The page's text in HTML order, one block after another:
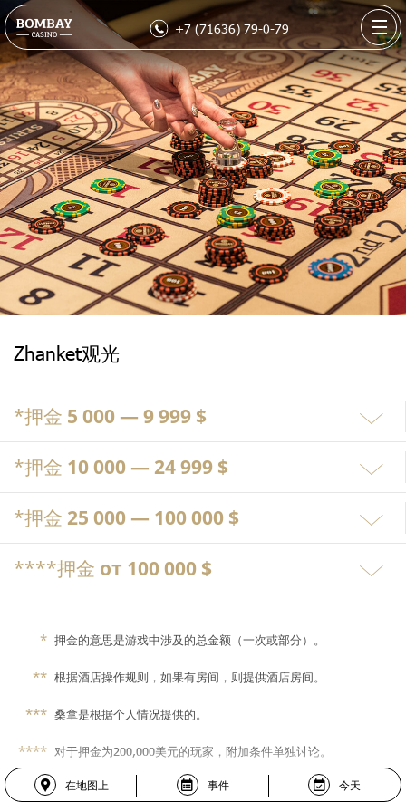
Zhanket观光
*押金 5 000 — 9 999 $
*押金 10 000 — 24 999 $
*押金 25 000 — 100 000 $
****押金 от 100 000 $
* 押金的意思是游戏中涉及的总金额（一次或部分）。
** 根据酒店操作规则，如果有房间，则提供酒店房间。
*** 桑拿是根据个人情况提供的。
**** 对于押金为200,000美元的玩家，附加条件单独讨论。
在地图上 事件 今天
+7 (71636) 79-0-79